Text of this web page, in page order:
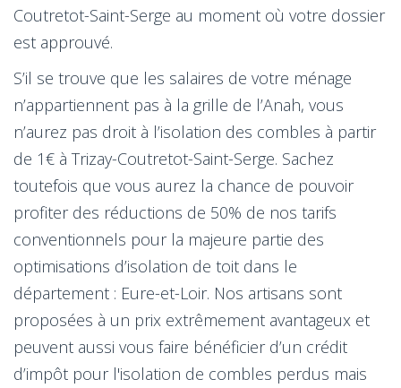
Coutretot-Saint-Serge au moment où votre dossier
est approuvé.
S’il se trouve que les salaires de votre ménage
n’appartiennent pas à la grille de l’Anah, vous
n’aurez pas droit à l’isolation des combles à partir
de 1€ à Trizay-Coutretot-Saint-Serge. Sachez
toutefois que vous aurez la chance de pouvoir
profiter des réductions de 50% de nos tarifs
conventionnels pour la majeure partie des
optimisations d’isolation de toit dans le
département : Eure-et-Loir. Nos artisans sont
proposées à un prix extrêmement avantageux et
peuvent aussi vous faire bénéficier d’un crédit
d’impôt pour l'isolation de combles perdus mais